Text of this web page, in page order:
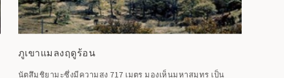
ภูเขาแมลงฤดูร้อน
นัตสึมูชิยามะซึ่งมีความสูง 717 เมตร มองเห็นมหาสมุทร เป็น